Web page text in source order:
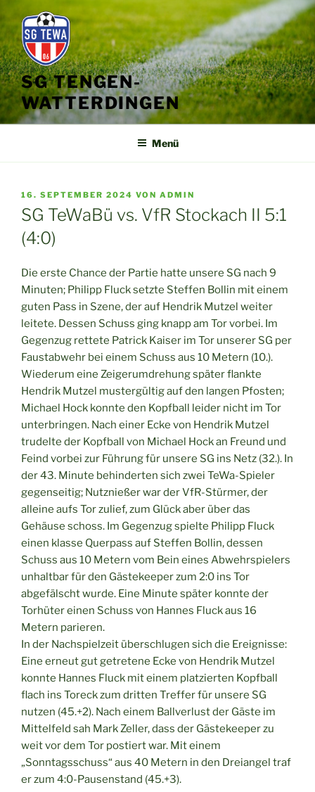
Inhalt
springen
SG TENGEN-
WATTERDINGEN
Menü
VERÖFFENTLICHT
AM
16. SEPTEMBER 2024 VON ADMIN
SG TeWaBü vs. VfR Stockach II 5:1
(4:0)
Die erste Chance der Partie hatte unsere SG nach 9
Minuten; Philipp Fluck setzte Steffen Bollin mit einem
guten Pass in Szene, der auf Hendrik Mutzel weiter
leitete. Dessen Schuss ging knapp am Tor vorbei. Im
Gegenzug rettete Patrick Kaiser im Tor unserer SG per
Faustabwehr bei einem Schuss aus 10 Metern (10.).
Wiederum eine Zeigerumdrehung später flankte
Hendrik Mutzel mustergültig auf den langen Pfosten;
Michael Hock konnte den Kopfball leider nicht im Tor
unterbringen. Nach einer Ecke von Hendrik Mutzel
trudelte der Kopfball von Michael Hock an Freund und
Feind vorbei zur Führung für unsere SG ins Netz (32.). In
der 43. Minute behinderten sich zwei TeWa-Spieler
gegenseitig; Nutznießer war der VfR-Stürmer, der
alleine aufs Tor zulief, zum Glück aber über das
Gehäuse schoss. Im Gegenzug spielte Philipp Fluck
einen klasse Querpass auf Steffen Bollin, dessen
Schuss aus 10 Metern vom Bein eines Abwehrspielers
unhaltbar für den Gästekeeper zum 2:0 ins Tor
abgefälscht wurde. Eine Minute später konnte der
Torhüter einen Schuss von Hannes Fluck aus 16
Metern parieren.
In der Nachspielzeit überschlugen sich die Ereignisse:
Eine erneut gut getretene Ecke von Hendrik Mutzel
konnte Hannes Fluck mit einem platzierten Kopfball
flach ins Toreck zum dritten Treffer für unsere SG
nutzen (45.+2). Nach einem Ballverlust der Gäste im
Mittelfeld sah Mark Zeller, dass der Gästekeeper zu
weit vor dem Tor postiert war. Mit einem
„Sonntagsschuss“ aus 40 Metern in den Dreiangel traf
er zum 4:0-Pausenstand (45.+3).